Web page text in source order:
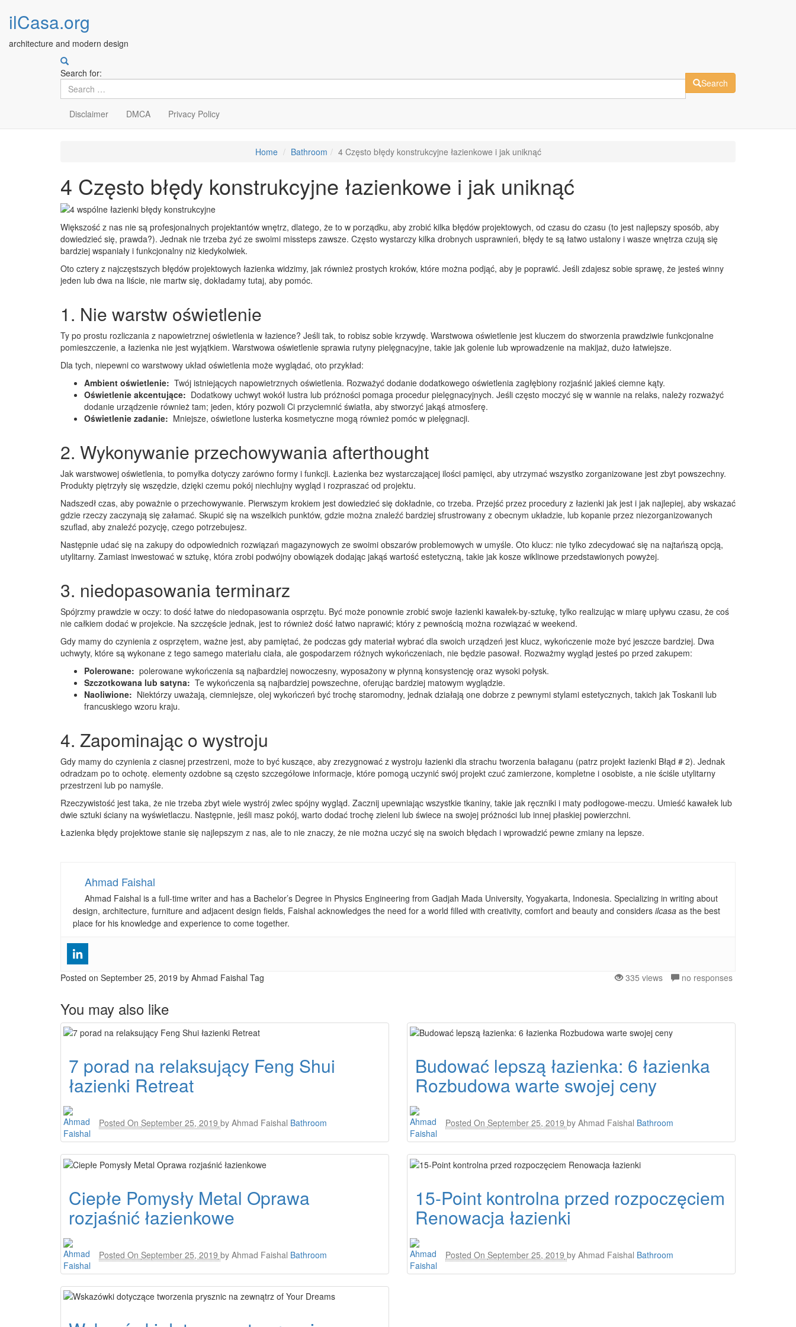
ilCasa.org
architecture and modern design
Search for:
Search
Disclaimer DMCA Privacy Policy
Home Bathroom 4 Często błędy konstrukcyjne łazienkowe i jak uniknąć
4 Często błędy konstrukcyjne łazienkowe i jak uniknąć
Większość z nas nie są profesjonalnych projektantów wnętrz, dlatego, że to w porządku, aby zrobić kilka błędów projektowych, od czasu do czasu (to jest najlepszy sposób, aby
dowiedzieć się, prawda?). Jednak nie trzeba żyć ze swoimi missteps zawsze. Często wystarczy kilka drobnych usprawnień, błędy te są łatwo ustalony i wasze wnętrza czują się
bardziej wspaniały i funkcjonalny niż kiedykolwiek.
Oto cztery z najczęstszych błędów projektowych łazienka widzimy, jak również prostych kroków, które można podjąć, aby je poprawić. Jeśli zdajesz sobie sprawę, że jesteś winny
jeden lub dwa na liście, nie martw się, dokładamy tutaj, aby pomóc.
1. Nie warstw oświetlenie
Ty po prostu rozliczania z napowietrznej oświetlenia w łazience? Jeśli tak, to robisz sobie krzywdę. Warstwowa oświetlenie jest kluczem do stworzenia prawdziwie funkcjonalne
pomieszczenie, a łazienka nie jest wyjątkiem. Warstwowa oświetlenie sprawia rutyny pielęgnacyjne, takie jak golenie lub wprowadzenie na makijaż, dużo łatwiejsze.
Dla tych, niepewni co warstwowy układ oświetlenia może wyglądać, oto przykład:
Ambient oświetlenie: Twój istniejących napowietrznych oświetlenia. Rozważyć dodanie dodatkowego oświetlenia zagłębiony rozjaśnić jakieś ciemne kąty.
Oświetlenie akcentujące: Dodatkowy uchwyt wokół lustra lub próżności pomaga procedur pielęgnacyjnych. Jeśli często moczyć się w wannie na relaks, należy rozważyć
dodanie urządzenie również tam; jeden, który pozwoli Ci przyciemnić światła, aby stworzyć jakąś atmosferę.
Oświetlenie zadanie: Mniejsze, oświetlone lusterka kosmetyczne mogą również pomóc w pielęgnacji.
2. Wykonywanie przechowywania afterthought
Jak warstwowej oświetlenia, to pomyłka dotyczy zarówno formy i funkcji. Łazienka bez wystarczającej ilości pamięci, aby utrzymać wszystko zorganizowane jest zbyt powszechny.
Produkty piętrzyły się wszędzie, dzięki czemu pokój niechlujny wygląd i rozpraszać od projektu.
Nadszedł czas, aby poważnie o przechowywanie. Pierwszym krokiem jest dowiedzieć się dokładnie, co trzeba. Przejść przez procedury z łazienki jak jest i jak najlepiej, aby wskazać
gdzie rzeczy zaczynają się załamać. Skupić się na wszelkich punktów, gdzie można znaleźć bardziej sfrustrowany z obecnym układzie, lub kopanie przez niezorganizowanych
szuflad, aby znaleźć pozycję, czego potrzebujesz.
Następnie udać się na zakupy do odpowiednich rozwiązań magazynowych ze swoimi obszarów problemowych w umyśle. Oto klucz: nie tylko zdecydować się na najtańszą opcją,
utylitarny. Zamiast inwestować w sztukę, która zrobi podwójny obowiązek dodając jakąś wartość estetyczną, takie jak kosze wiklinowe przedstawionych powyżej.
3. niedopasowania terminarz
Spójrzmy prawdzie w oczy: to dość łatwe do niedopasowania osprzętu. Być może ponownie zrobić swoje łazienki kawałek-by-sztukę, tylko realizując w miarę upływu czasu, że coś
nie całkiem dodać w projekcie. Na szczęście jednak, jest to również dość łatwo naprawić; który z pewnością można rozwiązać w weekend.
Gdy mamy do czynienia z osprzętem, ważne jest, aby pamiętać, że podczas gdy materiał wybrać dla swoich urządzeń jest klucz, wykończenie może być jeszcze bardziej. Dwa
uchwyty, które są wykonane z tego samego materiału ciała, ale gospodarzem różnych wykończeniach, nie będzie pasował. Rozważmy wygląd jesteś po przed zakupem:
Polerowane: polerowane wykończenia są najbardziej nowoczesny, wyposażony w płynną konsystencję oraz wysoki połysk.
Szczotkowana lub satyna: Te wykończenia są najbardziej powszechne, oferując bardziej matowym wyglądzie.
Naoliwione: Niektórzy uważają, ciemniejsze, olej wykończeń być trochę staromodny, jednak działają one dobrze z pewnymi stylami estetycznych, takich jak Toskanii lub
francuskiego wzoru kraju.
4. Zapominając o wystroju
Gdy mamy do czynienia z ciasnej przestrzeni, może to być kuszące, aby zrezygnować z wystroju łazienki dla strachu tworzenia bałaganu (patrz projekt łazienki Błąd # 2). Jednak
odradzam po to ochotę. elementy ozdobne są często szczegółowe informacje, które pomogą uczynić swój projekt czuć zamierzone, kompletne i osobiste, a nie ściśle utylitarny
przestrzeni lub po namyśle.
Rzeczywistość jest taka, że ​​nie trzeba zbyt wiele wystrój zwlec spójny wygląd. Zacznij upewniając wszystkie tkaniny, takie jak ręczniki i maty podłogowe-meczu. Umieść kawałek lub
dwie sztuki ściany na wyświetlaczu. Następnie, jeśli masz pokój, warto dodać trochę zieleni lub świece na swojej próżności lub innej płaskiej powierzchni.
Łazienka błędy projektowe stanie się najlepszym z nas, ale to nie znaczy, że nie można uczyć się na swoich błędach i wprowadzić pewne zmiany na lepsze.
Ahmad Faishal
Ahmad Faishal is a full-time writer and has a Bachelor’s Degree in Physics Engineering from Gadjah Mada University, Yogyakarta, Indonesia. Specializing in writing about
design, architecture, furniture and adjacent design fields, Faishal acknowledges the need for a world filled with creativity, comfort and beauty and considers ilcasa as the best
place for his knowledge and experience to come together.
Posted on September 25, 2019 by Ahmad Faishal Tag 335 views no responses
You may also like
7 porad na relaksujący Feng Shui
łazienki Retreat
Posted On September 25, 2019 by Ahmad Faishal Bathroom
Budować lepszą łazienka: 6 łazienka
Rozbudowa warte swojej ceny
Posted On September 25, 2019 by Ahmad Faishal Bathroom
Ciepłe Pomysły Metal Oprawa
rozjaśnić łazienkowe
Posted On September 25, 2019 by Ahmad Faishal Bathroom
15-Point kontrolna przed rozpoczęciem
Renowacja łazienki
Posted On September 25, 2019 by Ahmad Faishal Bathroom